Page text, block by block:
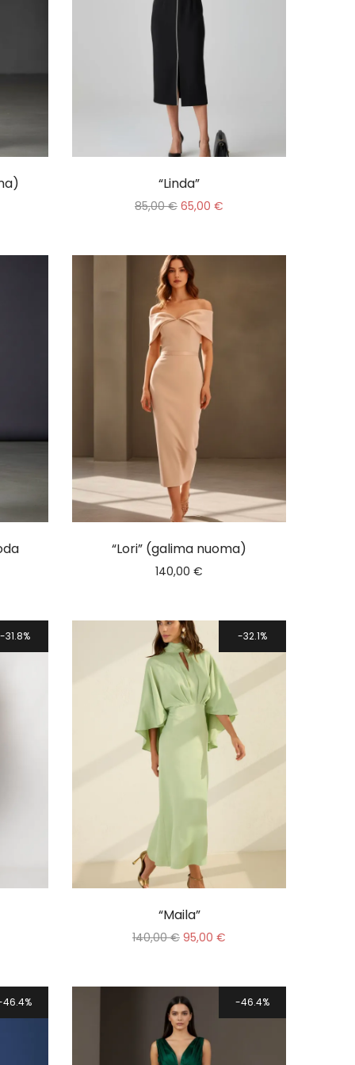
“Linda”
85,00€ 65,00 €
“Lori” (galima nuoma)
140,00 €
31.8% 32.1%
“Maila”
140,00€ 95,00 €
46.4% 46.4%